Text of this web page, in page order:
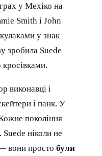
у Мехіко на
Smith і John
у знак
зробила Suede
виконавці і
і панк. У
покоління
ніколи не
вони просто були